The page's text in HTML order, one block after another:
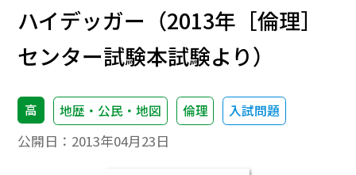
ハイデッガー（2013年［倫理］
センター試験本試験より）
高 地歴・公民・地図 倫理 入試問題
公開日： 2013年04月23日